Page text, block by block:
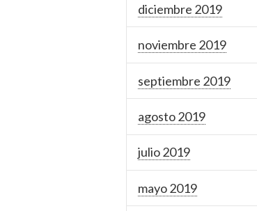
diciembre 2019
noviembre 2019
septiembre 2019
agosto 2019
julio 2019
mayo 2019